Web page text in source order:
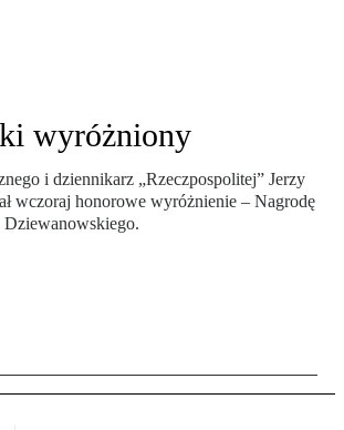
wyróżniony
i dziennikarz „Rzeczpospolitej” Jerzy
wczoraj honorowe wyróżnienie – Nagrodę